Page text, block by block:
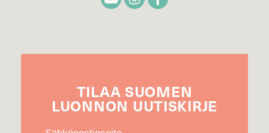
TILAA SUOMEN
LUONNON UUTIS­KIRJE